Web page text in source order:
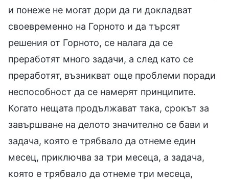
и понеже не могат дори да ги докладват
своевременно на Горното и да търсят
решения от Горното, се налага да се
преработят много задачи, а след като се
преработят, възникват още проблеми поради
неспособност да се намерят принципите.
Когато нещата продължават така, срокът за
завършване на делото значително се бави и
задача, която е трябвало да отнеме един
месец, приключва за три месеца, а задача,
която е трябвало да отнеме три месеца,